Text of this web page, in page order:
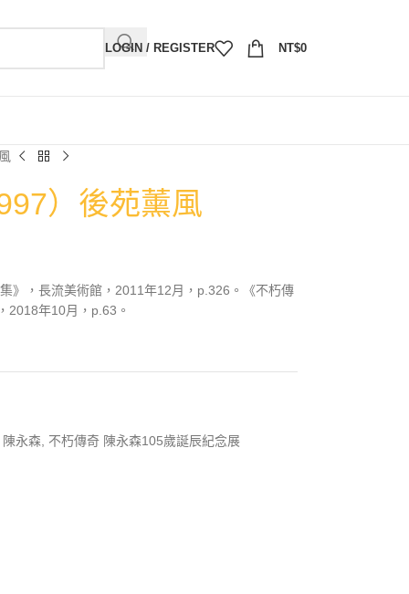
LOGIN / REGISTER NT$0
）後苑薰風
》，長流美術館，2011年12月，p.326。《不朽傳
2018年10月，p.63。
陳永森 不朽傳奇 陳永森105歲誕辰紀念展